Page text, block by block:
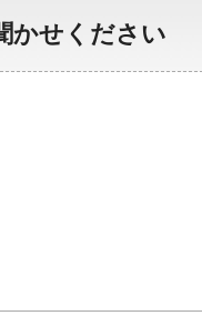
かせください